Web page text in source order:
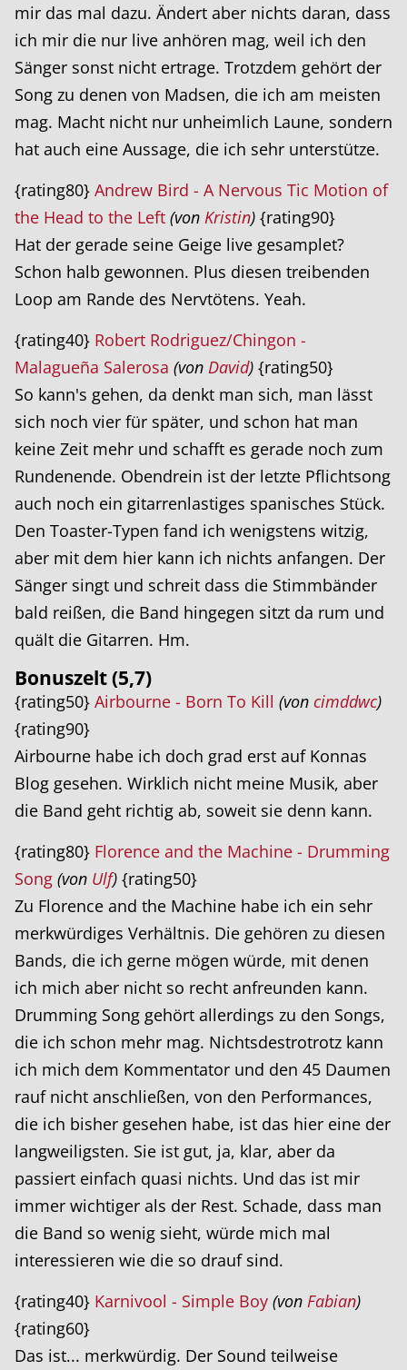
mir das mal dazu. Ändert aber nichts daran, dass
ich mir die nur live anhören mag, weil ich den
Sänger sonst nicht ertrage. Trotzdem gehört der
Song zu denen von Madsen, die ich am meisten
mag. Macht nicht nur unheimlich Laune, sondern
hat auch eine Aussage, die ich sehr unterstütze.
{rating80} Andrew Bird - A Nervous Tic Motion of
the Head to the Left (von Kristin) {rating90}
Hat der gerade seine Geige live gesamplet?
Schon halb gewonnen. Plus diesen treibenden
Loop am Rande des Nervtötens. Yeah.
{rating40} Robert Rodriguez/Chingon -
Malagueña Salerosa (von David) {rating50}
So kann's gehen, da denkt man sich, man lässt
sich noch vier für später, und schon hat man
keine Zeit mehr und schafft es gerade noch zum
Rundenende. Obendrein ist der letzte Pflichtsong
auch noch ein gitarrenlastiges spanisches Stück.
Den Toaster-Typen fand ich wenigstens witzig,
aber mit dem hier kann ich nichts anfangen. Der
Sänger singt und schreit dass die Stimmbänder
bald reißen, die Band hingegen sitzt da rum und
quält die Gitarren. Hm.
Bonuszelt (5,7)
{rating50} Airbourne - Born To Kill (von cimddwc)
{rating90}
Airbourne habe ich doch grad erst auf Konnas
Blog gesehen. Wirklich nicht meine Musik, aber
die Band geht richtig ab, soweit sie denn kann.
{rating80} Florence and the Machine - Drumming
Song (von Ulf) {rating50}
Zu Florence and the Machine habe ich ein sehr
merkwürdiges Verhältnis. Die gehören zu diesen
Bands, die ich gerne mögen würde, mit denen
ich mich aber nicht so recht anfreunden kann.
Drumming Song gehört allerdings zu den Songs,
die ich schon mehr mag. Nichtsdestrotrotz kann
ich mich dem Kommentator und den 45 Daumen
rauf nicht anschließen, von den Performances,
die ich bisher gesehen habe, ist das hier eine der
langweiligsten. Sie ist gut, ja, klar, aber da
passiert einfach quasi nichts. Und das ist mir
immer wichtiger als der Rest. Schade, dass man
die Band so wenig sieht, würde mich mal
interessieren wie die so drauf sind.
{rating40} Karnivool - Simple Boy (von Fabian)
{rating60}
Das ist... merkwürdig. Der Sound teilweise